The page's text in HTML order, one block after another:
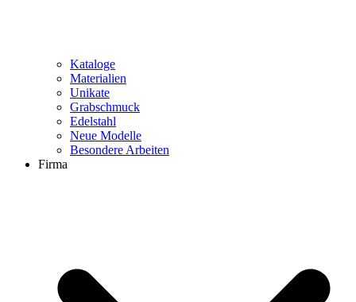
Kataloge
Materialien
Unikate
Grabschmuck
Edelstahl
Neue Modelle
Besondere Arbeiten
Firma